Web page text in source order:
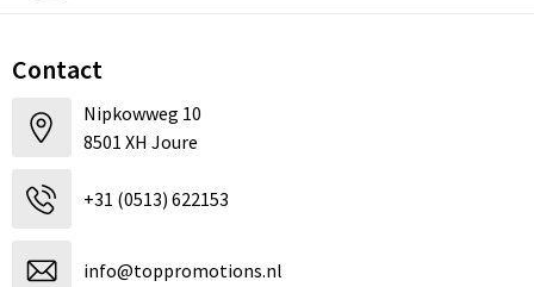
Contact
Nipkowweg 10
8501 XH Joure
+31 (0513) 622153
info@toppromotions.nl